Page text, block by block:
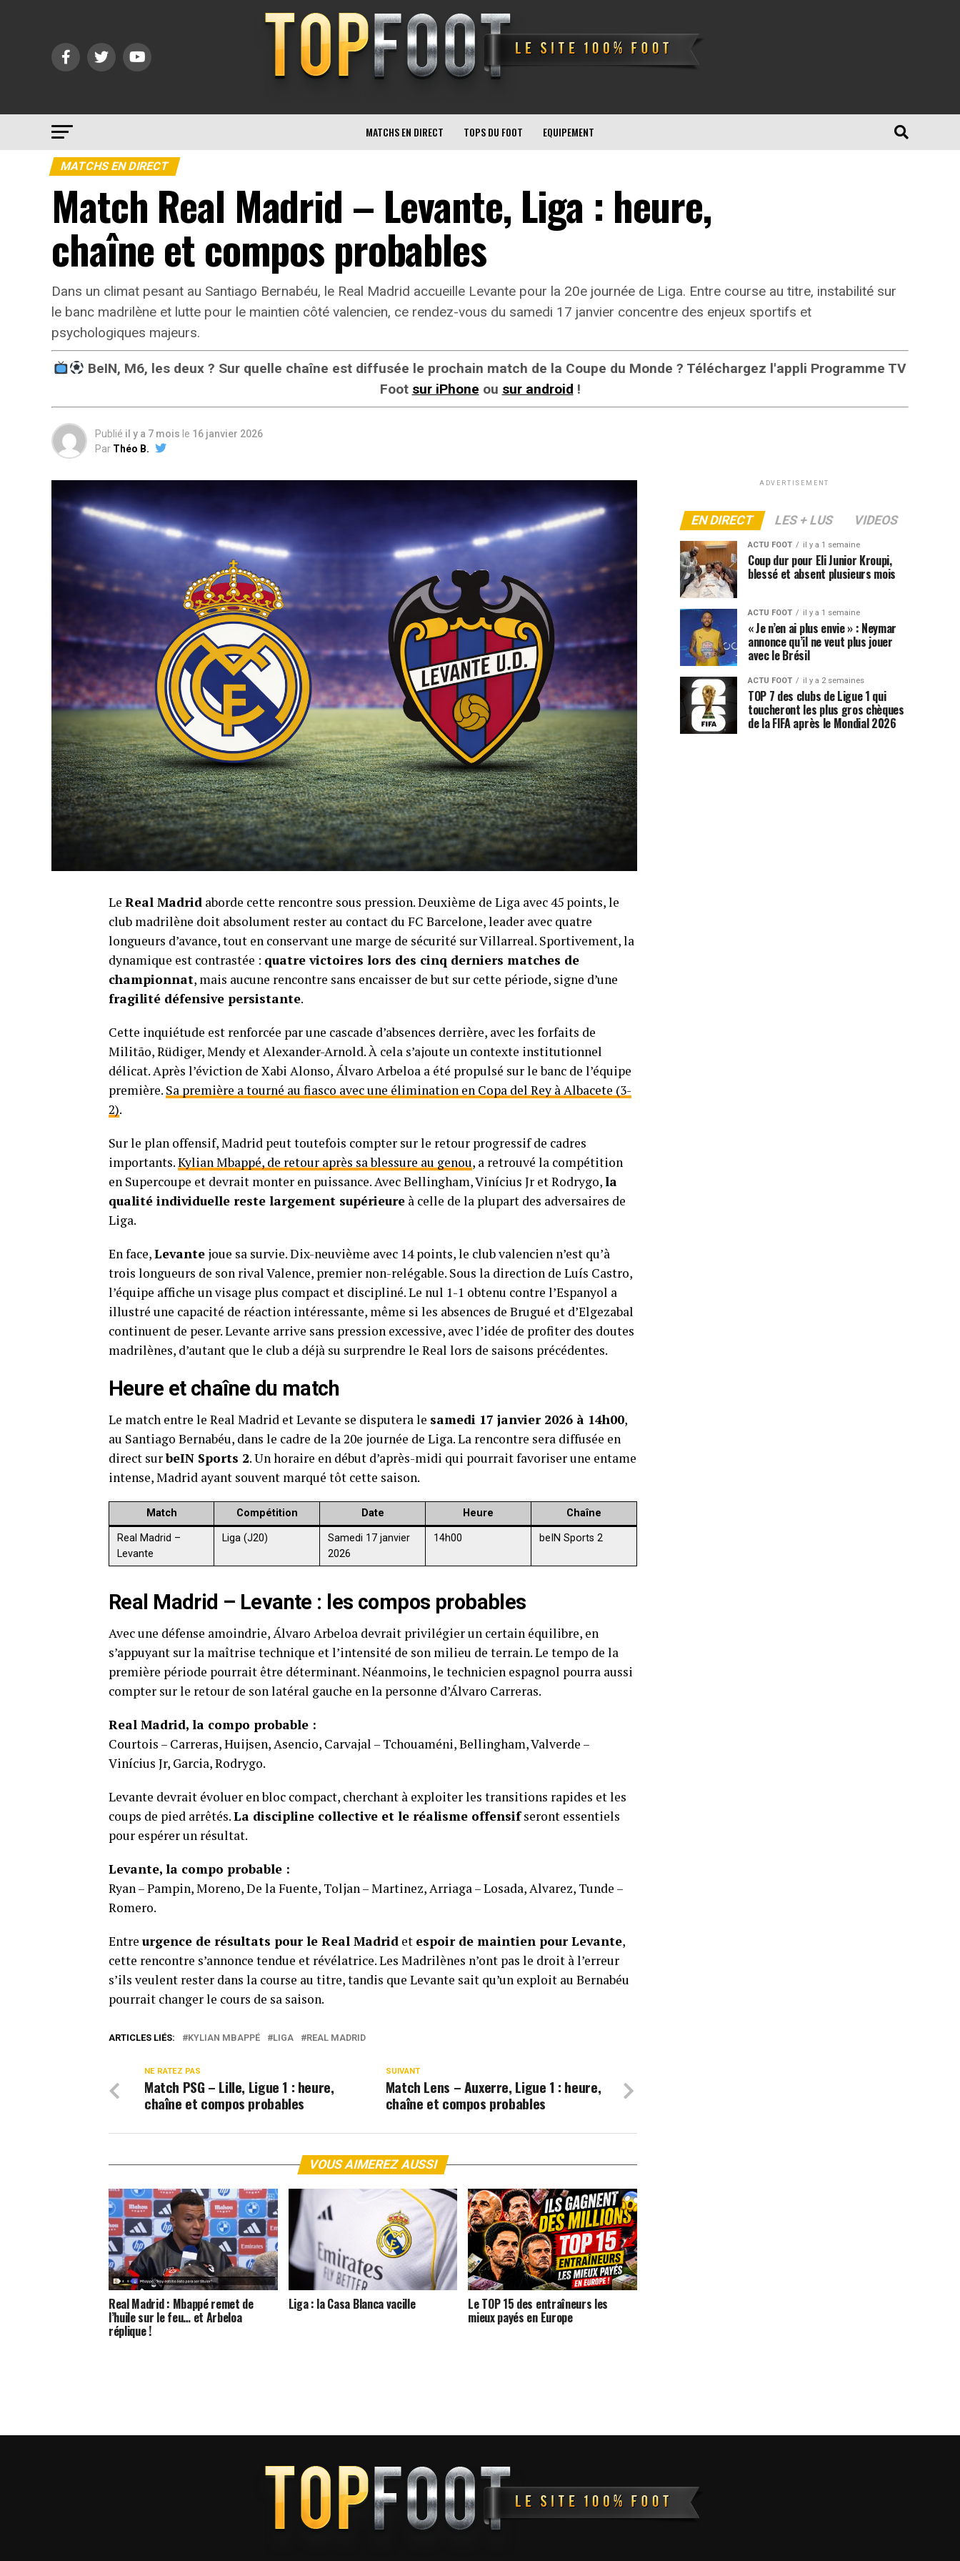
MATCHS EN DIRECT TOPS DU FOOT EQUIPEMENT
MATCHS EN DIRECT
Match Real Madrid – Levante, Liga : heure,
chaîne et compos probables
Dans un climat pesant au Santiago Bernabéu, le Real Madrid accueille Levante pour la 20e journée de Liga. Entre course au titre, instabilité sur
le banc madrilène et lutte pour le maintien côté valencien, ce rendez-vous du samedi 17 janvier concentre des enjeux sportifs et
psychologiques majeurs.
BeIN, M6, les deux ? Sur quelle chaîne est diffusée le prochain match de la Coupe du Monde ? Téléchargez l'appli Programme TV
Foot sur iPhone ou sur android !
Publié il y a 7 mois le 16 janvier 2026
Par Théo B.
Le Real Madrid aborde cette rencontre sous pression. Deuxième de Liga avec 45 points, le
club madrilène doit absolument rester au contact du FC Barcelone, leader avec quatre
longueurs d’avance, tout en conservant une marge de sécurité sur Villarreal. Sportivement, la
dynamique est contrastée : quatre victoires lors des cinq derniers matches de
championnat, mais aucune rencontre sans encaisser de but sur cette période, signe d’une
fragilité défensive persistante.
Cette inquiétude est renforcée par une cascade d’absences derrière, avec les forfaits de
Militão, Rüdiger, Mendy et Alexander-Arnold. À cela s’ajoute un contexte institutionnel
délicat. Après l’éviction de Xabi Alonso, Álvaro Arbeloa a été propulsé sur le banc de l’équipe
première. Sa première a tourné au fiasco avec une élimination en Copa del Rey à Albacete (3-
2).
Sur le plan offensif, Madrid peut toutefois compter sur le retour progressif de cadres
importants.Kylian Mbappé, de retour après sa blessure au genou, a retrouvé la compétition
en Supercoupe et devrait monter en puissance. Avec Bellingham, Vinícius Jr et Rodrygo,la
qualité individuelle reste largement supérieure à celle de la plupart des adversaires de
Liga.
En face,Levante joue sa survie. Dix-neuvième avec 14 points, le club valencien n’est qu’à
trois longueurs de son rival Valence, premier non-relégable. Sous la direction de Luís Castro,
l’équipe affiche un visage plus compact et discipliné. Le nul 1-1 obtenu contre l’Espanyol a
illustré une capacité de réaction intéressante, même si les absences de Brugué et d’Elgezabal
continuent de peser. Levante arrive sans pression excessive, avec l’idée de profiter des doutes
madrilènes, d’autant que le club a déjà su surprendre le Real lors de saisons précédentes.
Heure et chaîne du match
Le match entre le Real Madrid et Levante se disputera le samedi 17 janvier 2026 à 14h00,
au Santiago Bernabéu, dans le cadre de la 20e journée de Liga. La rencontre sera diffusée en
direct surbeIN Sports 2. Un horaire en début d’après-midi qui pourrait favoriser une entame
intense, Madrid ayant souvent marqué tôt cette saison.
Match Compétition Date Heure Chaîne
Real Madrid –
Levante
Liga (J20)
Samedi 17 janvier
2026
14h00 beIN Sports 2
Real Madrid – Levante : les compos probables
Avec une défense amoindrie, Álvaro Arbeloa devrait privilégier un certain équilibre, en
s’appuyant sur la maîtrise technique et l’intensité de son milieu de terrain. Le tempo de la
première période pourrait être déterminant. Néanmoins, le technicien espagnol pourra aussi
compter sur le retour de son latéral gauche en la personne d’Álvaro Carreras.
Real Madrid, la compo probable :
Courtois – Carreras, Huijsen, Asencio, Carvajal – Tchouaméni, Bellingham, Valverde –
Vinícius Jr, Garcia, Rodrygo.
Levante devrait évoluer en bloc compact, cherchant à exploiter les transitions rapides et les
coups de pied arrêtés.La discipline collective et le réalisme offensifseront essentiels
pour espérer un résultat.
Levante, la compo probable :
Ryan – Pampin, Moreno, De la Fuente, Toljan – Martinez, Arriaga – Losada, Alvarez, Tunde –
Romero.
Entre urgence de résultats pour le Real Madrid et espoir de maintien pour Levante,
cette rencontre s’annonce tendue et révélatrice. Les Madrilènes n’ont pas le droit à l’erreur
s’ils veulent rester dans la course au titre, tandis que Levante sait qu’un exploit au Bernabéu
pourrait changer le cours de sa saison.
ARTICLES LIÉS: KYLIAN MBAPPÉ LIGA REAL MADRID
SUIVANT
Match Lens – Auxerre, Ligue 1 : heure,
chaîne et compos probables
NE RATEZ PAS
Match PSG – Lille, Ligue 1 : heure,
chaîne et compos probables
VOUS AIMEREZ AUSSI
Real Madrid : Mbappé remet de
l’huile sur le feu… et Arbeloa
réplique !
Liga : la Casa Blanca vacille Le TOP 15 des entraîneurs les
mieux payés en Europe
ADVERTISEMENT
EN DIRECT LES + LUS VIDEOS
ACTU FOOT il y a 1 semaine
Coup dur pour Eli Junior Kroupi,
blessé et absent plusieurs mois
ACTU FOOT il y a 1 semaine
« Je n’en ai plus envie » : Neymar
annonce qu’il ne veut plus jouer
avec le Brésil
ACTU FOOT il y a 2 semaines
TOP 7 des clubs de Ligue 1 qui
toucheront les plus gros chèques
de la FIFA après le Mondial 2026